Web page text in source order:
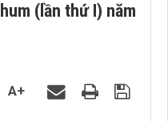
(lần thứ I) năm
A+